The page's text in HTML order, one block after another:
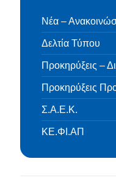
Νέα –
Δελτία Τύπου
Προκηρύξεις –
Προκηρύξεις
Σ.Α.Ε.Κ.
ΚΕ.ΦΙ.ΑΠ